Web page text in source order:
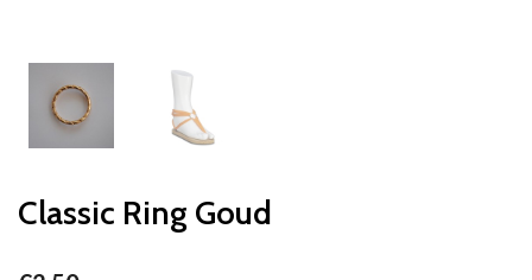
Classic Ring Goud